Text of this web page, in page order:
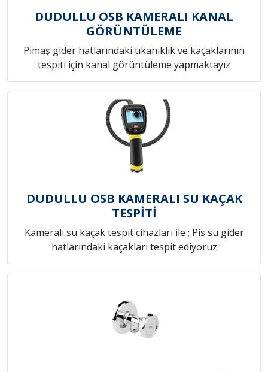
DUDULLU OSB KAMERALI KANAL
GÖRÜNTÜLEME
Pimaş gider hatlarındaki tıkanıklık ve kaçaklarının
tespiti için kanal görüntüleme yapmaktayız
DUDULLU OSB KAMERALI SU KAÇAK
TESPİTİ
Kameralı su kaçak tespit cihazları ile ; Pis su gider
hatlarındaki kaçakları tespit ediyoruz